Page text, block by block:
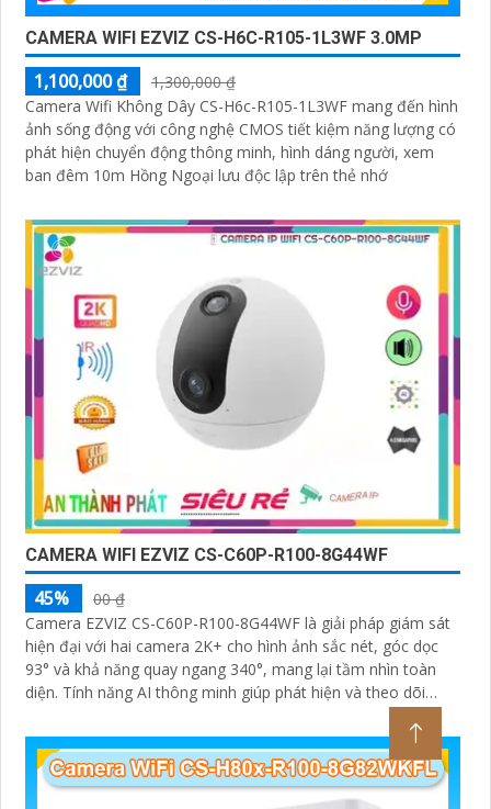
CAMERA WIFI EZVIZ CS-H6C-R105-1L3WF 3.0MP
1,100,000 ₫
1,300,000 ₫
Camera Wifi Không Dây CS-H6c-R105-1L3WF mang đến hình
ảnh sống động với công nghệ CMOS tiết kiệm năng lượng có
phát hiện chuyển động thông minh, hình dáng người, xem
ban đêm 10m Hồng Ngoại lưu độc lập trên thẻ nhớ
CAMERA WIFI EZVIZ CS-C60P-R100-8G44WF
45%
00 ₫
Camera EZVIZ CS-C60P-R100-8G44WF là giải pháp giám sát
hiện đại với hai camera 2K+ cho hình ảnh sắc nét, góc dọc
93° và khả năng quay ngang 340°, mang lại tầm nhìn toàn
diện. Tính năng AI thông minh giúp phát hiện và theo dõi